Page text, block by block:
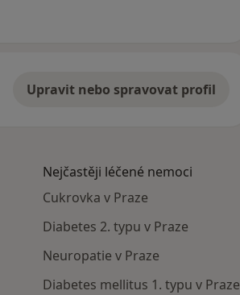
Upravit nebo spravovat profil
Nejčastěji léčené nemoci
Cukrovka v Praze
Diabetes 2. typu v Praze
Neuropatie v Praze
Diabetes mellitus 1. typu v Praze